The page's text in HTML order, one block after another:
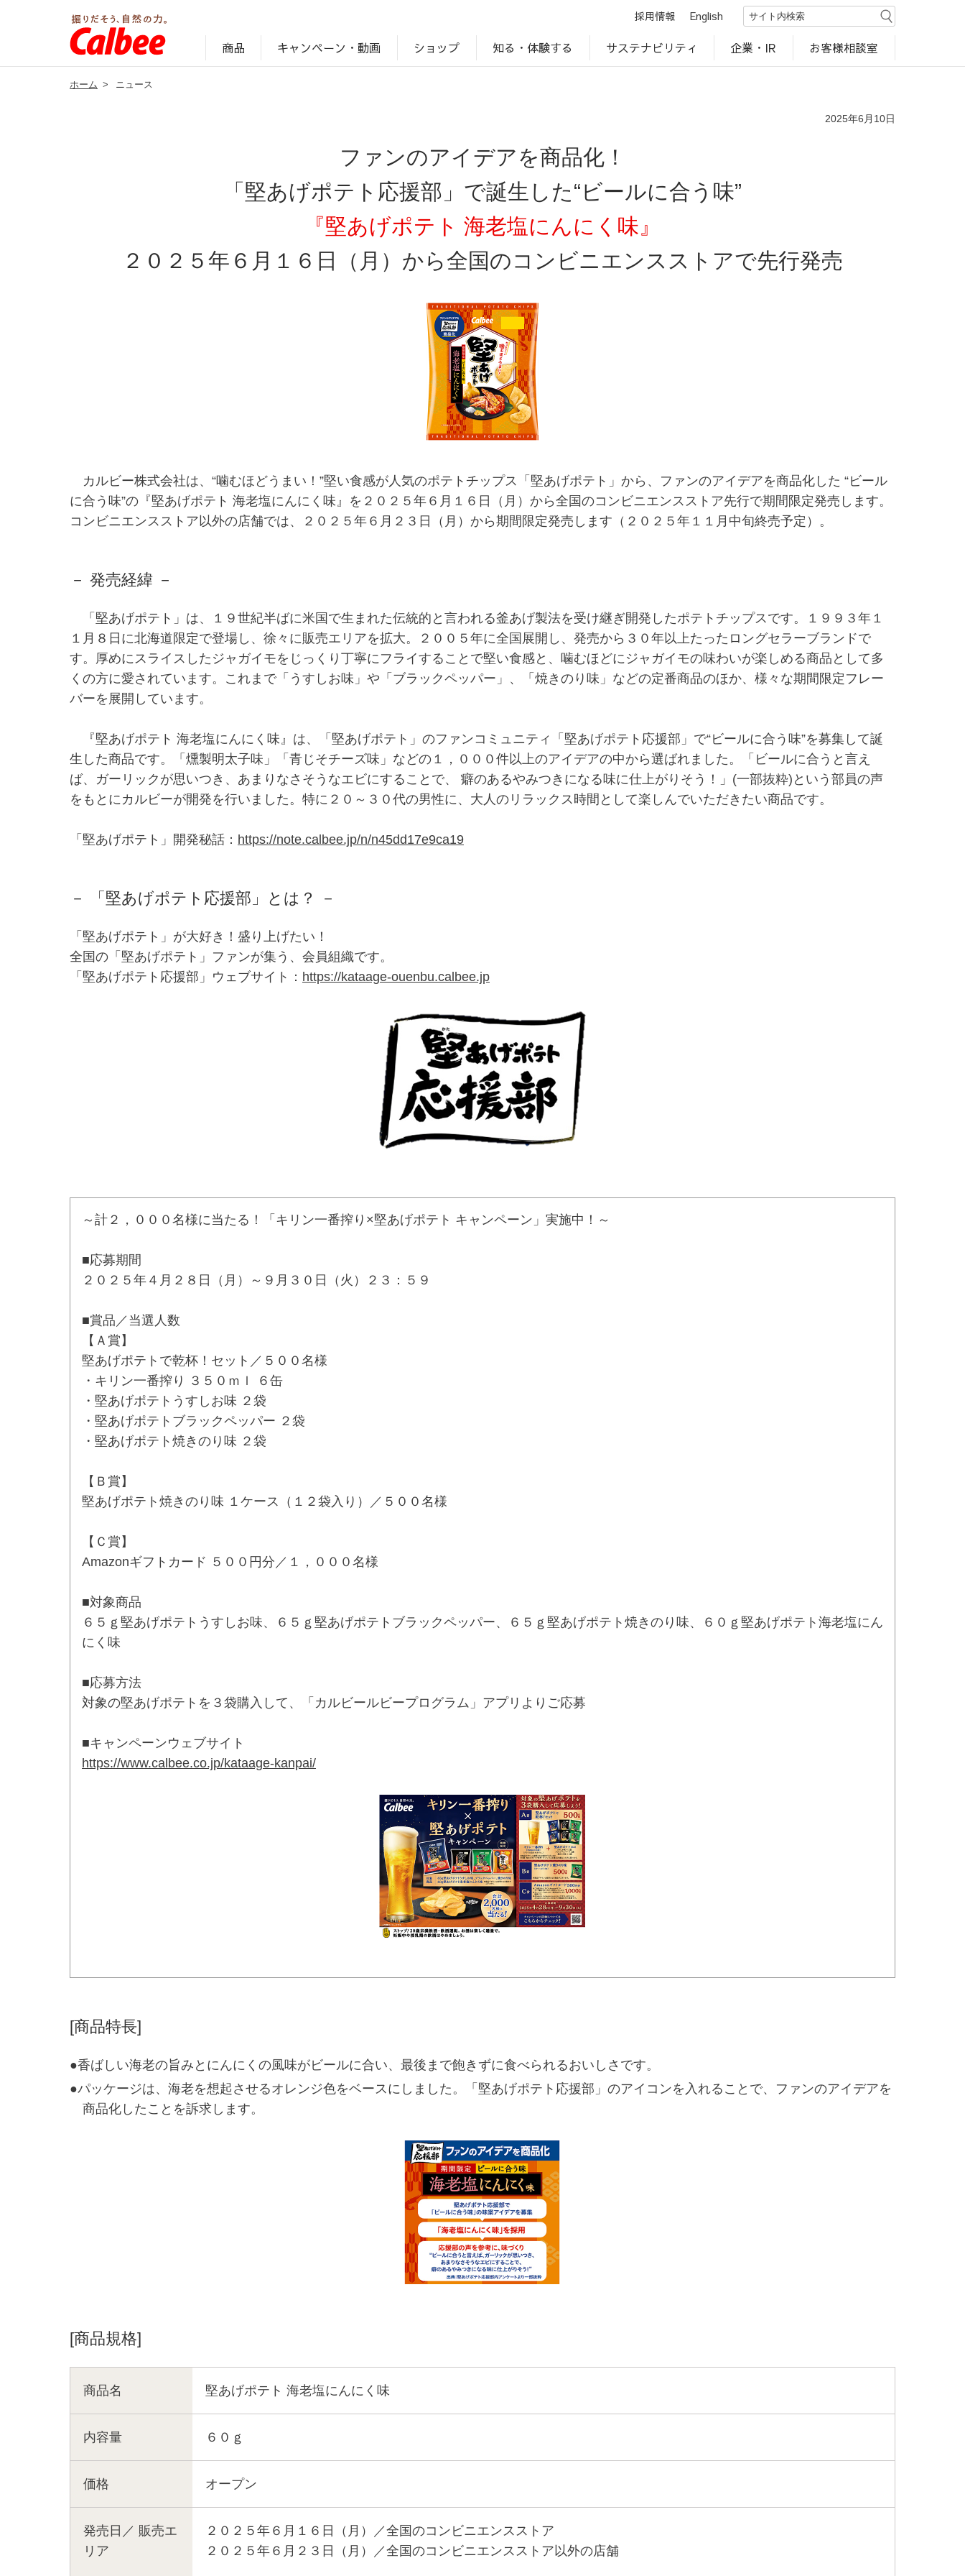
採用情報 English
商品 キャンペーン・動画 ショップ 知る・体験する サステナビリティ 企業・IR お客様相談室
ホーム > ニュース
2025年6月10日
ファンのアイデアを商品化！
「堅あげポテト応援部」で誕生した“ビールに合う味”
『堅あげポテト 海老塩にんにく味』
２０２５年６月１６日（月）から全国のコンビニエンスストアで先行発売
カルビー株式会社は、“噛むほどうまい！”堅い食感が人気のポテトチップス「堅あげポテト」から、ファンのアイデアを商品化した “ビール
に合う味”の『堅あげポテト 海老塩にんにく味』を２０２５年６月１６日（月）から全国のコンビニエンスストア先行で期間限定発売します。
コンビニエンスストア以外の店舗では、２０２５年６月２３日（月）から期間限定発売します（２０２５年１１月中旬終売予定）。
－ 発売経緯 －
「堅あげポテト」は、１９世紀半ばに米国で生まれた伝統的と言われる釜あげ製法を受け継ぎ開発したポテトチップスです。１９９３年１
１月８日に北海道限定で登場し、徐々に販売エリアを拡大。２００５年に全国展開し、発売から３０年以上たったロングセラーブランドで
す。厚めにスライスしたジャガイモをじっくり丁寧にフライすることで堅い食感と、噛むほどにジャガイモの味わいが楽しめる商品として多
くの方に愛されています。これまで「うすしお味」や「ブラックペッパー」、「焼きのり味」などの定番商品のほか、様々な期間限定フレー
バーを展開しています。
『堅あげポテト 海老塩にんにく味』は、「堅あげポテト」のファンコミュニティ「堅あげポテト応援部」で“ビールに合う味”を募集して誕
生した商品です。「燻製明太子味」「青じそチーズ味」などの１，０００件以上のアイデアの中から選ばれました。「ビールに合うと言え
ば、ガーリックが思いつき、あまりなさそうなエビにすることで、 癖のあるやみつきになる味に仕上がりそう！」(一部抜粋)という部員の声
をもとにカルビーが開発を行いました。特に２０～３０代の男性に、大人のリラックス時間として楽しんでいただきたい商品です。
「堅あげポテト」開発秘話： https://note.calbee.jp/n/n45dd17e9ca19
－ 「堅あげポテト応援部」とは？ －
「堅あげポテト」が大好き！盛り上げたい！
全国の「堅あげポテト」ファンが集う、会員組織です。
「堅あげポテト応援部」ウェブサイト： https://kataage-ouenbu.calbee.jp
～計２，０００名様に当たる！「キリン一番搾り×堅あげポテト キャンペーン」実施中！～
■応募期間
２０２５年４月２８日（月）～９月３０日（火）２３：５９
■賞品／当選人数
【Ａ賞】
堅あげポテトで乾杯！セット／５００名様
・キリン一番搾り ３５０ｍｌ ６缶
・堅あげポテトうすしお味 ２袋
・堅あげポテトブラックペッパー ２袋
・堅あげポテト焼きのり味 ２袋
【Ｂ賞】
堅あげポテト焼きのり味 １ケース（１２袋入り）／５００名様
【Ｃ賞】
Amazonギフトカード ５００円分／１，０００名様
■対象商品
６５ｇ堅あげポテトうすしお味、６５ｇ堅あげポテトブラックペッパー、６５ｇ堅あげポテト焼きのり味、６０ｇ堅あげポテト海老塩にん
にく味
■応募方法
対象の堅あげポテトを３袋購入して、「カルビールビープログラム」アプリよりご応募
■キャンペーンウェブサイト
https://www.calbee.co.jp/kataage-kanpai/
[商品特長]
●香ばしい海老の旨みとにんにくの風味がビールに合い、最後まで飽きずに食べられるおいしさです。
●パッケージは、海老を想起させるオレンジ色をベースにしました。「堅あげポテト応援部」のアイコンを入れることで、ファンのアイデアを
商品化したことを訴求します。
[商品規格]
商品名 堅あげポテト 海老塩にんにく味
内容量 ６０ｇ
価格 オープン
発売日／ 販売エ
リア
２０２５年６月１６日（月）／全国のコンビニエンスストア
２０２５年６月２３日（月）／全国のコンビニエンスストア以外の店舗